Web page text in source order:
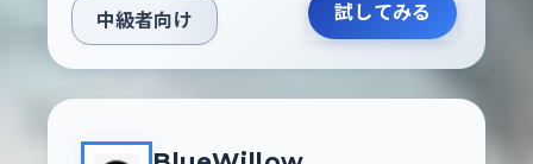
中級者向け 試してみる